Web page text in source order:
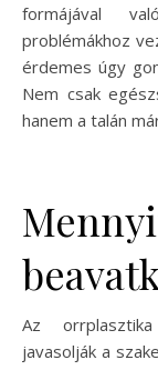
formájával
problémákhoz
érdemes úgy
Nem csak
hanem a talán
Az
javasolják a